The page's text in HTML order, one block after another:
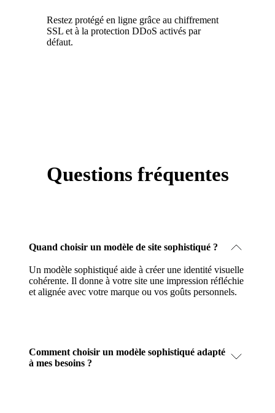
Restez protégé en ligne grâce au chiffrement
SSL et à la protection DDoS activés par
défaut.
Questions fréquentes
Quand choisir un modèle de site sophistiqué ?
Un modèle sophistiqué aide à créer une identité visuelle
cohérente. Il donne à votre site une impression réfléchie
et alignée avec votre marque ou vos goûts personnels.
Comment choisir un modèle sophistiqué adapté
à mes besoins ?